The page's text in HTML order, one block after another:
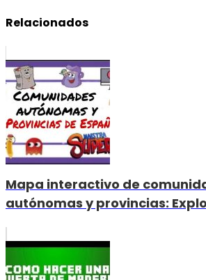
Relacionados
Mapa interactivo de
autónomas y provincias: